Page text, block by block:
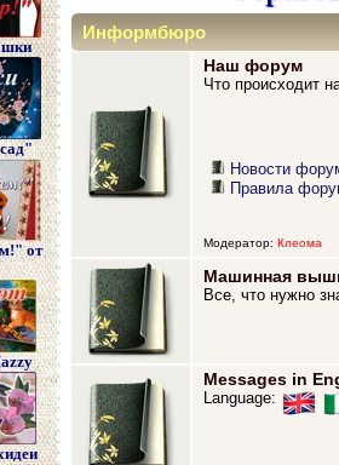
от
Информбюро
Наш форум
Что происходит
Новости
Правила
Модератор: Клеома
Машинная
Все, что нужно
Messages in
Language: